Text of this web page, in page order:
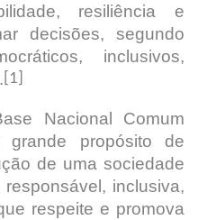
resiliência e
decisões, segundo
inclusivos,
[1]
Nacional Comum
propósito de
de uma sociedade
inclusiva,
respeite e promova